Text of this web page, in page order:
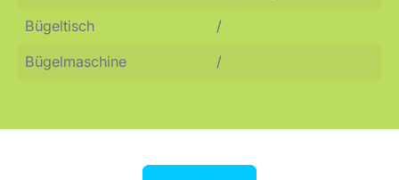
Bügeltisch
/
Bügelmaschine
/